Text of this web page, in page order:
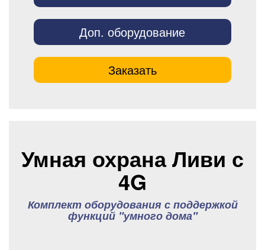
Доп. оборудование
Заказать
Умная охрана Ливи с
4G
Комплект оборудования с поддержкой
функций "умного дома"